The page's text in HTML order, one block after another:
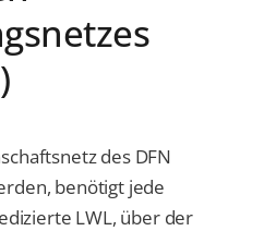
des DFN
benötigt jede
LWL, über der